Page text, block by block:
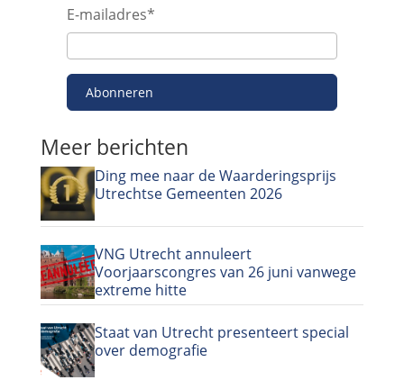
E-mailadres*
Abonneren
Meer berichten
Ding mee naar de Waarderingsprijs
Utrechtse Gemeenten 2026
VNG Utrecht annuleert
Voorjaarscongres van 26 juni vanwege
extreme hitte
Staat van Utrecht presenteert special
over demografie